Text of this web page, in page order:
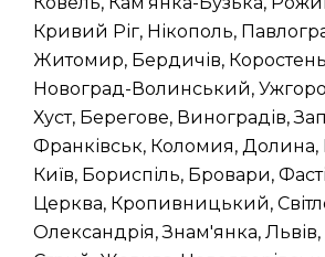
Кривий Ріг, Нікополь,
Житомир, Бердичів,
Новоград-Волинський,
Хуст, Берегове, Виноградів,
Франківськ, Коломия, Долина,
Київ, Бориспіль, Бровари,
Церква, Кропивницький,
Олександрія, Знам'янка,